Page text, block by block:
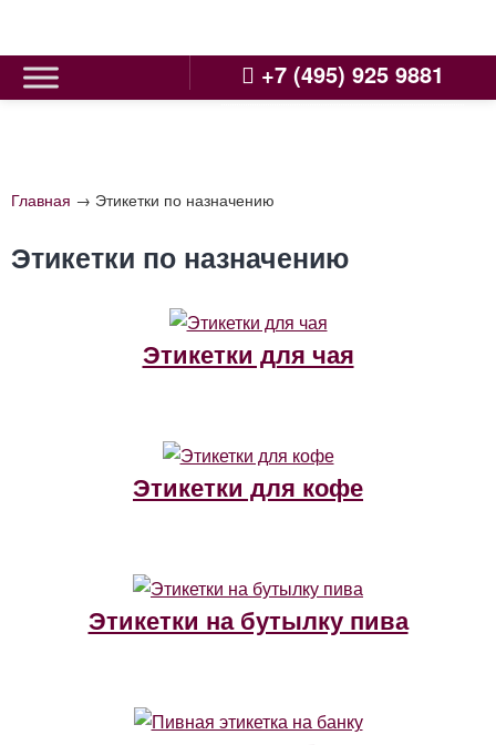
content
+7 (495) 925 9881
Главная → Этикетки по назначению
Этикетки по назначению
Этикетки для чая
Этикетки для кофе
Этикетки на бутылку пива